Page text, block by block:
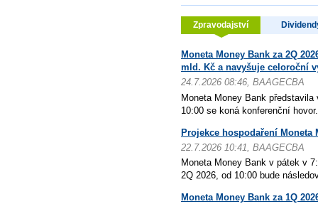
Zpravodajství
Moneta Money Bank za 2Q
mld. Kč a navyšuje celoroční
24.7.2026 08:46, BAAGECBA
Moneta Money Bank
10:00 se koná konferenční
Projekce hospodaření Moneta
22.7.2026 10:41, BAAGECBA
Moneta Money Bank v pátek v
2Q 2026, od 10:00 bude
Moneta Money Bank za 1Q